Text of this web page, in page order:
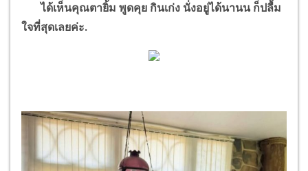
ได้เห็นคุณตายิ้ม พูดคุย กินเก่ง นั่งอยู่ได้นานน ก็ปลื้ม
ใจที่สุดเลยค่ะ.